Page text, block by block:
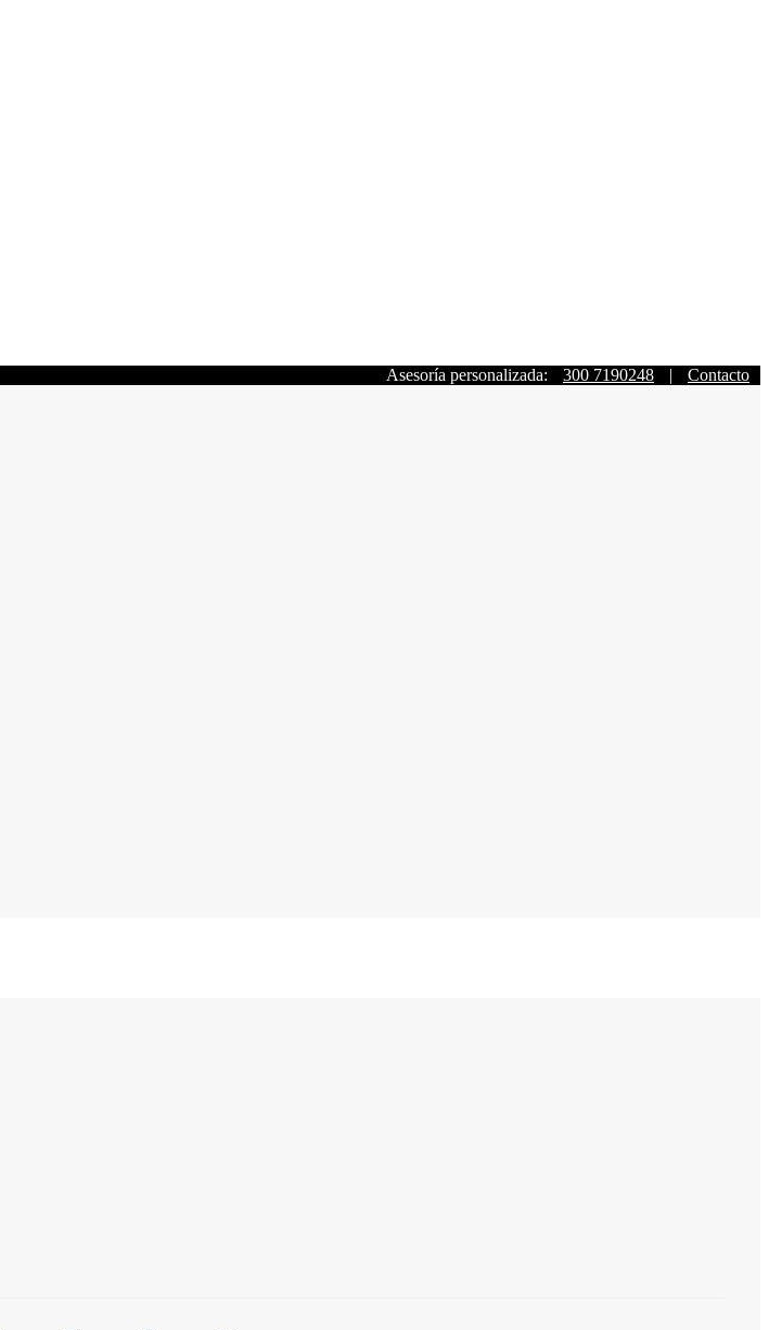
Asesoría personalizada:
300 7190248 | Contacto